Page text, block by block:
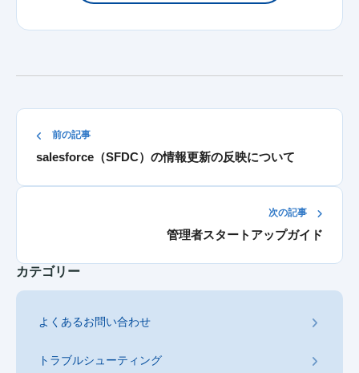
カテゴリー
よくあるお問い合わせ
トラブルシューティング
前の記事
salesforce（SFDC）の情報更新の反映について
次の記事
管理者スタートアップガイド